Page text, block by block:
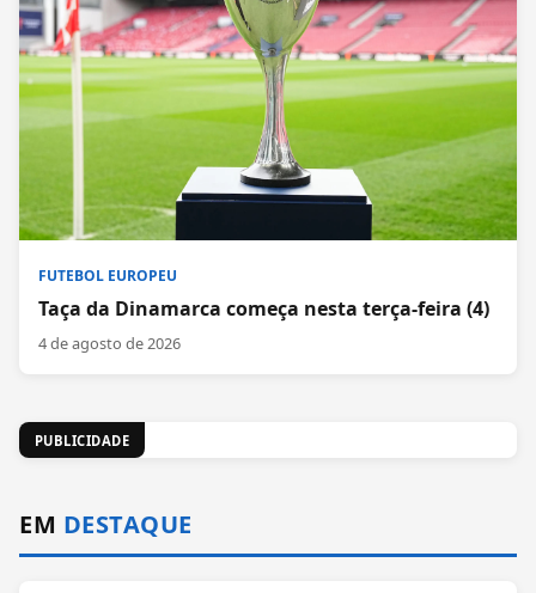
FUTEBOL EUROPEU
Taça da Dinamarca começa nesta terça-feira (4)
4 de agosto de 2026
PUBLICIDADE
EM DESTAQUE